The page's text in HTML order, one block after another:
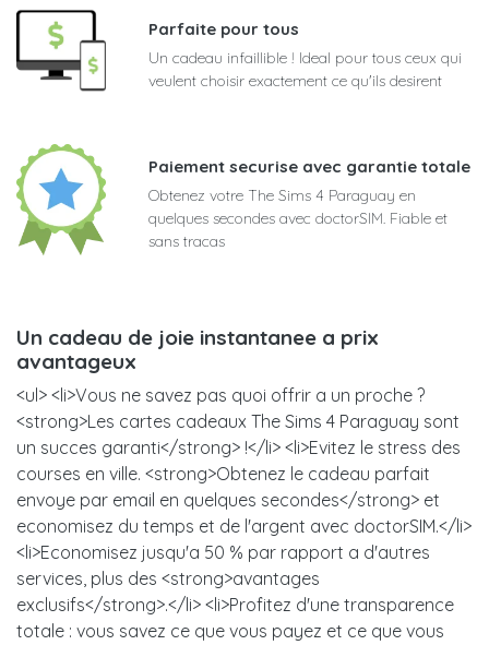
Parfaite pour tous
Un cadeau infaillible ! Ideal pour tous ceux qui
veulent choisir exactement ce qu'ils desirent
Paiement securise avec garantie totale
Obtenez votre The Sims 4 Paraguay en
quelques secondes avec doctorSIM. Fiable et
sans tracas
Un cadeau de joie instantanee a prix
avantageux
<ul> <li>Vous ne savez pas quoi offrir a un proche ?
<strong>Les cartes cadeaux The Sims 4 Paraguay sont
un succes garanti</strong> !</li> <li>Evitez le stress des
courses en ville. <strong>Obtenez le cadeau parfait
envoye par email en quelques secondes</strong> et
economisez du temps et de l'argent avec doctorSIM.</li>
<li>Economisez jusqu'a 50 % par rapport a d'autres
services, plus des <strong>avantages
exclusifs</strong>.</li> <li>Profitez d'une transparence
totale : vous savez ce que vous payez et ce que vous